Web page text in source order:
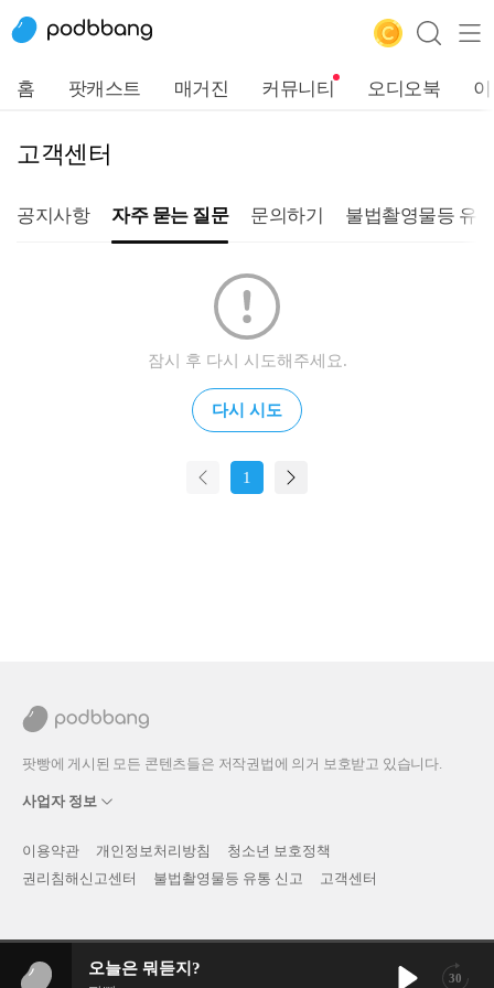
홈 팟캐스트 매거진 커뮤니티 오디오북
고객센터
공지사항 자주 묻는 질문 문의하기 불법촬영물등 유
잠시 후 다시 시도해주세요.
다시 시도
1
팟빵에 게시된 모든 콘텐츠들은 저작권법에 의거 보호받고 있습니다.
사업자 정보
이용약관 개인정보처리방침
청소년 보호정책
권리침해신고센터
불법촬영물등 유통 신고 고객센터
오늘은 뭐듣지?
30